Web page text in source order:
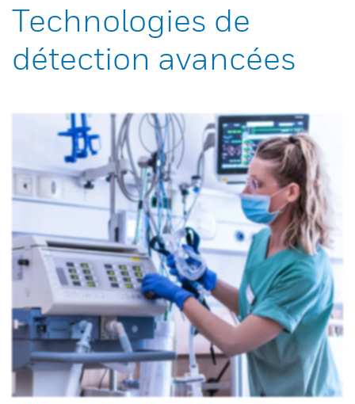
Technologies de
détection avancées